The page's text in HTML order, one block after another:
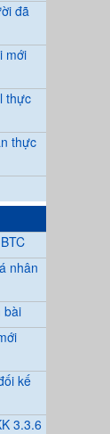
đã
mới
thực
thực
nhân
bài
kế
3.3.6